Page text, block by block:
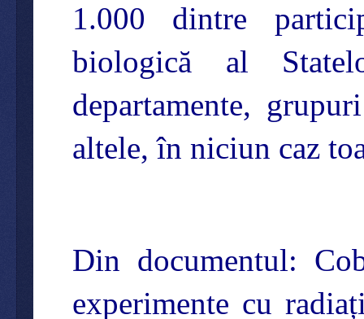
1.000 dintre
biologică al
departamente,
altele, în niciun caz
Din documentul:
experimente cu